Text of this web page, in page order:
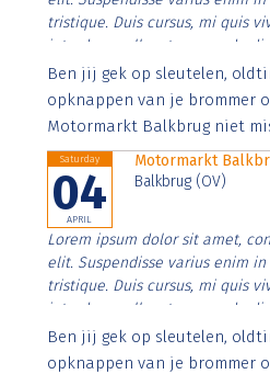
tristique. Duis cursus, mi quis
interdum nulla, ut commodo
Aenean faucibus nibh et justo
imperdiet. Nunc ut sem vitae
Ben jij gek op sleutelen,
opknappen van je brommer
Motormarkt Balkbrug niet
Saturday
04
APRIL
Motormarkt
Balkbrug (OV)
Lorem ipsum dolor sit amet,
elit. Suspendisse varius enim
tristique. Duis cursus, mi quis
interdum nulla, ut commodo
Aenean faucibus nibh et justo
imperdiet. Nunc ut sem vitae
Ben jij gek op sleutelen,
opknappen van je brommer